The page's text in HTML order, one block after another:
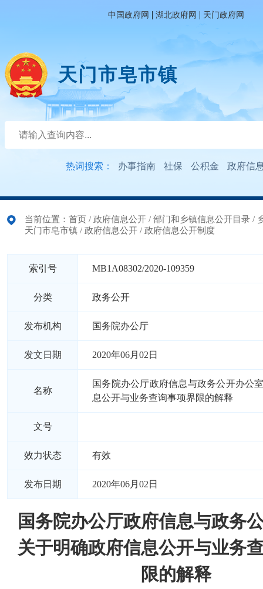
中国政府网 | 湖北政府网 | 天门政府网
天门市皂市镇
热词搜索： 办事指南 社保 公积金 政府信
当前位置： 首页 / 政府信息公开 / 部门和乡镇信息公开目录 /
天门市皂市镇 / 政府信息公开 / 政府信息公开制度
索引号 MB1A08302/2020-109359
分类 政务公开
发布机构 国务院办公厅
发文日期 2020年06月02日
名称
国务院办公厅政府信息与政务公开办公
息公开与业务查询事项界限的解释
文号
效力状态 有效
发布日期 2020年06月02日
国务院办公厅政府信息与政务
关于明确政府信息公开与业务
限的解释